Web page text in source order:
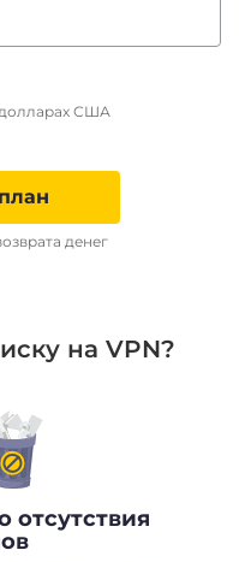
США
денег
на VPN?
отсутствия